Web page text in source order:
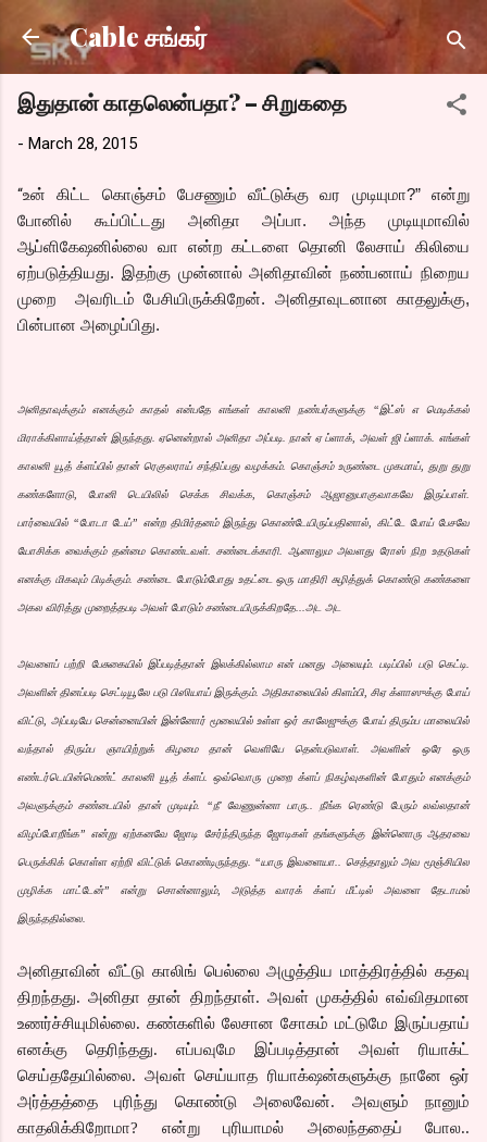
Skip to main content
Cable சங்கர்
இதுதான் காதலென்பதா? – சிறுகதை
- March 28, 2015
“உன் கிட்ட கொஞ்சம் பேசணும் வீட்டுக்கு வர முடியுமா?” என்று
போனில் கூப்பிட்டது அனிதா அப்பா. அந்த முடியுமாவில்
ஆப்ளிகேஷனில்லை வா என்ற கட்டளை தொனி லேசாய் கிலியை
ஏற்படுத்தியது. இதற்கு முன்னால் அனிதாவின் நண்பனாய் நிறைய
முறை அவரிடம் பேசியிருக்கிறேன். அனிதாவுடனான காதலுக்கு,
பின்பான அழைப்பிது.
அனிதாவுக்கும் எனக்கும் காதல் என்பதே எங்கள் காலனி நண்பர்களுக்கு “இட்ஸ் எ மெடிக்கல்
மிராக்கிளாய்த்தான் இருந்தது. ஏனென்றால் அனிதா அப்படி. நான் ஏ ப்ளாக், அவள் ஜி ப்ளாக். எங்கள்
காலனி யூத் க்ளப்பில் தான் ரெகுலராய் சந்திப்பது வழக்கம். கொஞ்சம் உருண்டை முகமாய், துறு துறு
கண்களோடு, போனி டெயிலில் செக்க சிவக்க, கொஞ்சம் ஆஜானுபாகுவாகவே இருப்பாள்.
பார்வையில் “போடா டேய்” என்ற திமிர்தனம் இருந்து கொண்டேயிருப்பதினால், கிட்டே போய் பேசவே
யோசிக்க வைக்கும் தன்மை கொண்டவள். சண்டைக்காரி. ஆனாலும அவளது ரோஸ் நிற உதடுகள்
எனக்கு மிகவும் பிடிக்கும். சண்டை போடும்போது உதட்டை ஒரு மாதிரி சுழித்துக் கொண்டு கண்களை
அகல விரித்து முறைத்தபடி அவள் போடும் சண்டையிருக்கிறதே...அட அட
அவளைப் பற்றி பேசுகையில் இப்படித்தான் இலக்கில்லாம என் மனது அலையும். படிப்பில் படு கெட்டி.
அவளின் தினப்படி செட்டியூலே படு பிஸியாய் இருக்கும். அதிகாலையில் கிளம்பி, சிஏ க்ளாஸுக்கு போய்
விட்டு, அப்படியே சென்னையின் இன்னோர் மூலையில் உள்ள ஒர் காலேஜுக்கு போய் திரும்ப மாலையில்
வந்தால் திரும்ப ஞாயிற்றுக் கிழமை தான் வெளியே தென்படுவாள். அவளின் ஒரே ஒரு
எண்டர்டெயின்மெண்ட் காலனி யூத் க்ளப். ஒவ்வொரு முறை க்ளப் நிகழ்வுகளின் போதும் எனக்கும்
அவளுக்கும் சண்டையில் தான் முடியும். “நீ வேணுன்னா பாரு.. நீங்க ரெண்டு பேரும் லவ்லதான்
விழப்போறீங்க” என்று ஏற்கனவே ஜோடி சேர்ந்திருந்த ஜோடிகள் தங்களுக்கு இன்னொரு ஆதரவை
பெருக்கிக் கொள்ள ஏற்றி விட்டுக் கொண்டிருந்தது. “யாரு இவளையா.. செத்தாலும் அவ மூஞ்சியில
முழிக்க மாட்டேன்” என்று சொன்னாலும், அடுத்த வாரக் க்ளப் மீட்டில் அவளை தேடாமல்
இருந்ததில்லை.
அனிதாவின் வீட்டு காலிங் பெல்லை அழுத்திய மாத்திரத்தில் கதவு
திறந்தது. அனிதா தான் திறந்தாள். அவள் முகத்தில் எவ்விதமான
உணர்ச்சியுமில்லை. கண்களில் லேசான சோகம் மட்டுமே இருப்பதாய்
எனக்கு தெரிந்தது. எப்பவுமே இப்படித்தான் அவள் ரியாக்ட்
செய்ததேயில்லை. அவள் செய்யாத ரியாக்‌ஷன்களுக்கு நானே ஒர்
அர்த்தத்தை புரிந்து கொண்டு அலைவேன். அவளும் நானும்
காதலிக்கிறோமா? என்று புரியாமல் அலைந்ததைப் போல..